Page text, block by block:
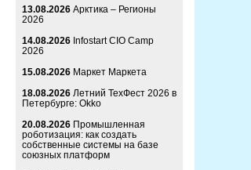
13.08.2026 Арктика – Регионы
2026
14.08.2026 Infostart CIO Camp
2026
15.08.2026 Маркет Маркета
18.08.2026 Летний ТехФест 2026 в
Петербурге: Okko
20.08.2026 Промышленная
роботизация: как создать
собственные системы на базе
союзных платформ